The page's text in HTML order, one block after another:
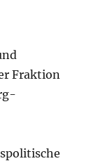
Fraktion